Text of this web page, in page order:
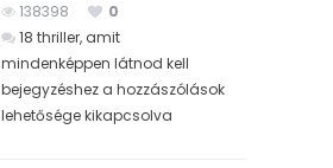
138398
0
18 thriller, amit
mindenképpen látnod kell
bejegyzéshez a hozzászólások
lehetősége kikapcsolva